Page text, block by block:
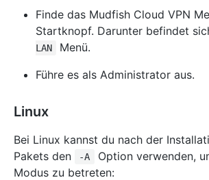
Finde das Mudfish Cloud VPN
Startknopf. Darunter befindet
LAN
Menü.
Führe es als Administrator aus.
Linux
Bei Linux kannst du nach der
Pakets den
-A
Option verwenden,
Modus zu betreten: